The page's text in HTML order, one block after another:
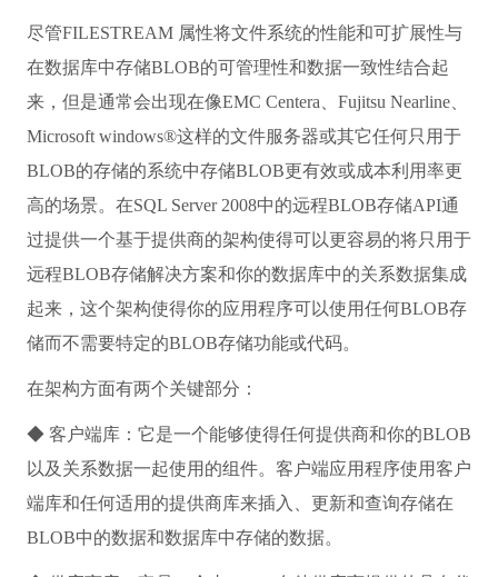
尽管FILESTREAM 属性将文件系统的性能和可扩展性与
在数据库中存储BLOB的可管理性和数据一致性结合起
来，但是通常会出现在像EMC Centera、Fujitsu Nearline、
Microsoft windows®这样的文件服务器或其它任何只用于
BLOB的存储的系统中存储BLOB更有效或成本利用率更
高的场景。在SQL Server 2008中的远程BLOB存储API通
过提供一个基于提供商的架构使得可以更容易的将只用于
远程BLOB存储解决方案和你的数据库中的关系数据集成
起来，这个架构使得你的应用程序可以使用任何BLOB存
储而不需要特定的BLOB存储功能或代码。
在架构方面有两个关键部分：
◆ 客户端库：它是一个能够使得任何提供商和你的BLOB
以及关系数据一起使用的组件。客户端应用程序使用客户
端库和任何适用的提供商库来插入、更新和查询存储在
BLOB中的数据和数据库中存储的数据。